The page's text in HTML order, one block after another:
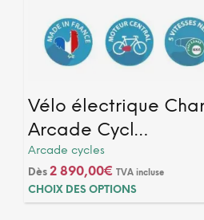
Vélo électrique
Arcade Cycl…
Arcade cycles
Dès 2 890,00€ TVA incluse
CHOIX DES OPTIONS